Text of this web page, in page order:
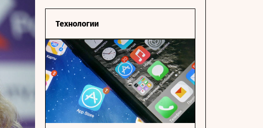
Технологии